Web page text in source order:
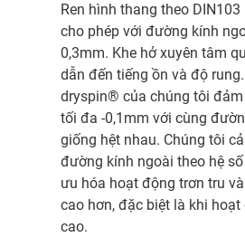
Ren hình thang theo
cho phép với đường kính
0,3mm. Khe hở xuyên tâm
dẫn đến tiếng ồn và độ
dryspin® của chúng tôi
tối đa -0,1mm với cùng
giống hệt nhau. Chúng tôi
đường kính ngoài theo hệ
ưu hóa hoạt động trơn tru
cao hơn, đặc biệt là khi
cao.